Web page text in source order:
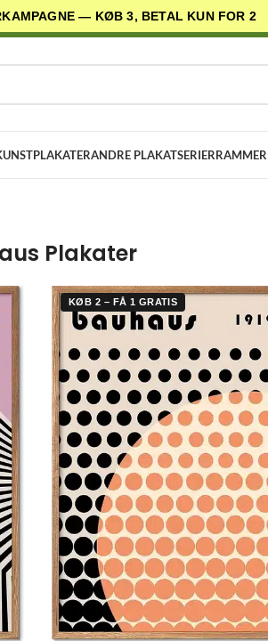
— KØB 3, BETAL KUN FOR 2
✓ 30 DAGES RETURRET ★ 4,5/5 PÅ TRUSTPILOT
ANDRE PLAKATSERIERRAMMER
Plakater
KØB 2 – FÅ 1 GRATIS